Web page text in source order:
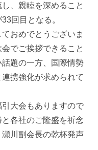
、親睦を深めること
回目となる。
おめでとうございま
でご挨拶できること
題の一方、国際情勢
携強化が求められて
大会もありますので
各社のご隆盛を祈念
川副会長の乾杯発声